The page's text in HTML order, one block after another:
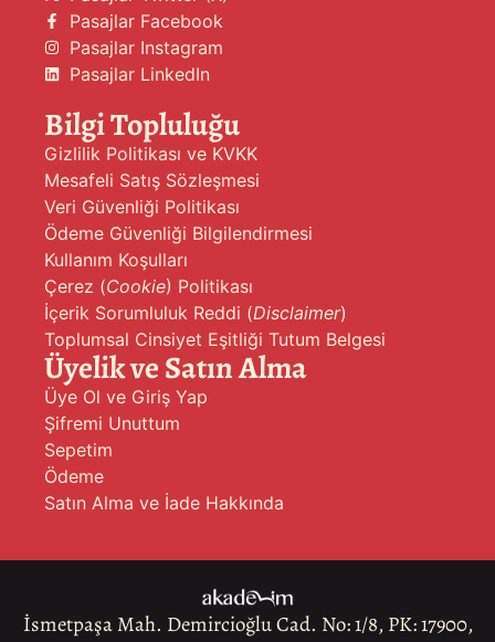
Pasajlar Facebook
Pasajlar Instagram
Pasajlar LinkedIn
Bilgi Topluluğu
Gizlilik Politikası ve KVKK
Mesafeli Satış Sözleşmesi
Veri Güvenliği Politikası
Ödeme Güvenliği Bilgilendirmesi
Kullanım Koşulları
Çerez (Cookie) Politikası
İçerik Sorumluluk Reddi (Disclaimer)
Toplumsal Cinsiyet Eşitliği Tutum Belgesi
Üyelik ve Satın Alma
Üye Ol ve Giriş Yap
Şifremi Unuttum
Sepetim
Ödeme
Satın Alma ve İade Hakkında
İsmetpaşa Mah. Demircioğlu Cad. No: 1/8, PK: 17900,